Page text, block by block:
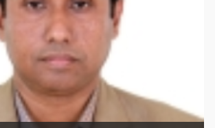
Mohammad Mahbubur
, professor, Department
of political science
Enthusiast Representative